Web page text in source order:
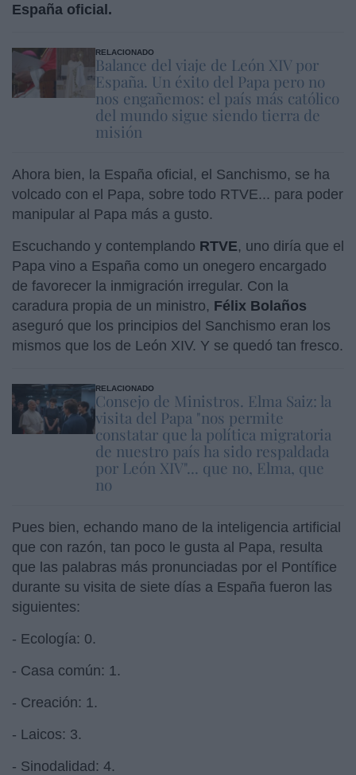
España oficial.
RELACIONADO
Balance del viaje de León XIV por
España. Un éxito del Papa pero no
nos engañemos: el país más católico
del mundo sigue siendo tierra de
misión
Ahora bien, la España oficial, el Sanchismo, se ha
volcado con el Papa, sobre todo RTVE... para poder
manipular al Papa más a gusto.
Escuchando y contemplando RTVE, uno diría que el
Papa vino a España como un onegero encargado
de favorecer la inmigración irregular. Con la
caradura propia de un ministro, Félix Bolaños
aseguró que los principios del Sanchismo eran los
mismos que los de León XIV. Y se quedó tan fresco.
RELACIONADO
Consejo de Ministros. Elma Saiz: la
visita del Papa "nos permite
constatar que la política migratoria
de nuestro país ha sido respaldada
por León XIV"... que no, Elma, que
no
Pues bien, echando mano de la inteligencia artificial
que con razón, tan poco le gusta al Papa, resulta
que las palabras más pronunciadas por el Pontífice
durante su visita de siete días a España fueron las
siguientes:
- Ecología: 0.
- Casa común: 1.
- Creación: 1.
- Laicos: 3.
- Sinodalidad: 4.